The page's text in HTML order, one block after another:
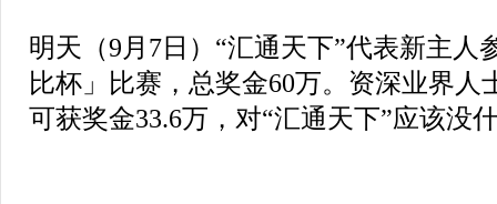
明天（9月7日）“汇通天下”代表新主人
比杯」比赛，总奖金60万。资深业界人
可获奖金33.6万，对“汇通天下”应该没